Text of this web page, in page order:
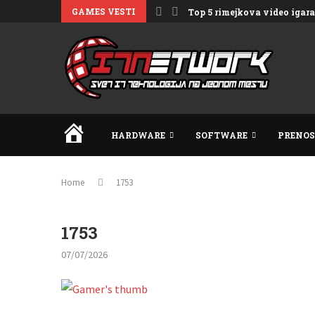
GAMES VESTI Top 5 rimejkova video
HOMEHARDWARE SOFTWARE
Home 1753
1753
07/07/2026